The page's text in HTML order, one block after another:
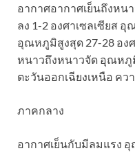
อากาศอากาศเย็นถึงห
ลง 1-2 องศาเซลเซียส
อุณหภูมิสูงสุด 27-28 อง
หนาวถึงหนาวจัด อุณหภู
ตะวันออกเฉียงเหนือ คว
ภาคกลาง
อากาศเย็นกับมีลมแรง